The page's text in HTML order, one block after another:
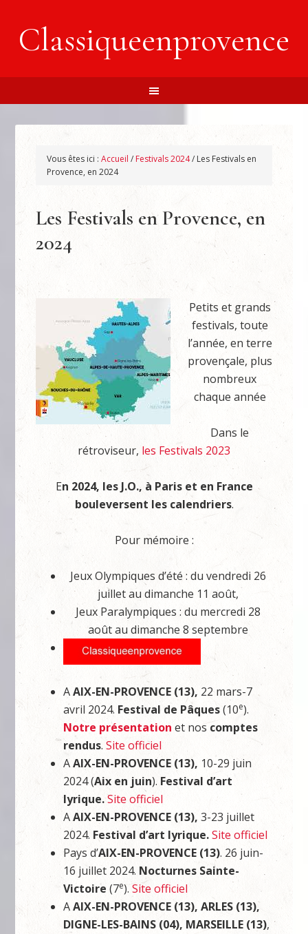
Classiqueenprovence
Vous êtes ici :Accueil / Festivals 2024/ Les Festivals en
Provence, en 2024
Les Festivals en Provence, en
2024
Petits et grands
festivals, toute
l’année, en terre
provençale, plus
nombreux
chaque année
Dans le
rétroviseur, les Festivals 2023
En 2024, les J.O., à Paris et en France
bouleversent les calendriers.
Pour mémoire :
Jeux Olympiques d’été : du vendredi 26
juillet au dimanche 11 août,
Jeux Paralympiques : du mercredi 28
août au dimanche 8 septembre
AAIX-EN-PROVENCE (13), 22 mars-7
avril 2024. Festival de Pâques(10e).
Notre présentation et nos comptes
rendus.Site officiel
AAIX-EN-PROVENCE (13), 10-29 juin
2024 (Aix en juin). Festival d’art
lyrique.Site officiel
AAIX-EN-PROVENCE (13), 3-23 juillet
2024. Festival d’art lyrique.Site officiel
Pays d’AIX-EN-PROVENCE (13). 26 juin-
16 juillet 2024. Nocturnes Sainte-
Victoire (7e).Site officiel
AAIX-EN-PROVENCE (13), ARLES (13),
DIGNE-LES-BAINS (04), MARSEILLE (13),